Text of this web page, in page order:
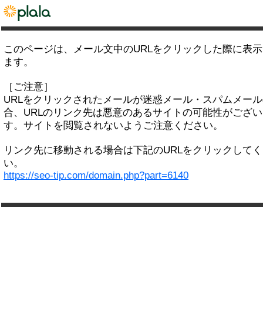
このページは、メール文中のURLをクリックした際に表
ます。
［ご注意］
URLをクリックされたメールが迷惑メール・スパムメー
合、URLのリンク先は悪意のあるサイトの可能性がござ
す。サイトを閲覧されないようご注意ください。
リンク先に移動される場合は下記のURLをクリックして
い。
https://seo-tip.com/domain.php?part=6140